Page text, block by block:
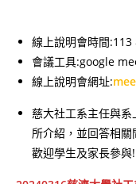
線上說明會時間
會議工具:google
線上說明會網址:
慈大社工系主任與
所介紹，並回答相關
歡迎學生及家長參與!